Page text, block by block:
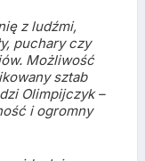
z ludźmi,
puchary czy
Możliwość
sztab
Olimpijczyk –
i ogromny